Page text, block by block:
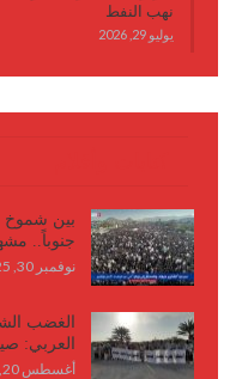
نهب النفط
يوليو 29, 2026
بين شموخ
جنوباً.. مشهد
نوفمبر 30, 2025
الغضب
العربي:
أغسطس 20, 2025